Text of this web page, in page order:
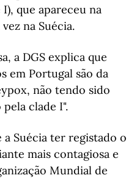
que apareceu na
na Suécia.
a DGS explica que
em Portugal são da
não tendo sido
clade I".
Suécia ter registado o
mais contagiosa e
Mundial de